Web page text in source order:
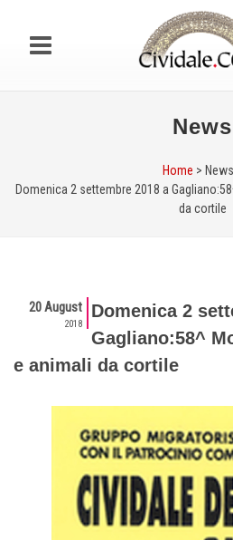
News
Home >
Domenica 2 settembre 2018 a
da cortile
20 August
2018
Domenica 2
Gagliano:58^
e animali da cortile